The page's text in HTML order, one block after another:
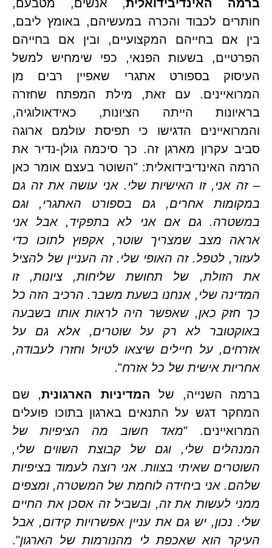
האינדיבידואלית
, אנשים, מטבעם,
חותרים לכבוד והכרה במעשיהם, באומץ ליבם,
בין אם בחייהם המקצועיים, ובין אם בחייהם
הפרטיים, בשעות הפנאי, כפי שימחיש למשל
העיסוק בספורט אתגרי שאפיין רבים מן
המרואיינים. עם זאת, מילת המפתח שחזרה
בראיונות הייתה הציונות, כאידאולוגיה,
והמרואיינים הדגישו כי תפיסת עולמם ארוגה
סביב עקרון מארגן זה. כך סיכמה גולן-נדיר את
הרמה האינדיבידואלית: "השוטר בעצם אומר כאן
זה אני, זו האישיות שלי. אני עושה את זה גם
במקומות אחרים, גם בספורט האתגרי, וגם
במשטרה. גם אם אני לא בתפקיד, אבל אני
אראה מצב שמצריך שוטר, אקפוץ לתוכו כדי
לעזור, לטפל. זה האופי שלי. זה העניין של להציל
את הזולת, של תחושת שליחות, ציונות, זו
המדינה שלי, אנחנו בשעת משבר. הרכיב הזה כל
כך חזק כאן, שאפשר היה לראות אותו בשבעה
באוקטובר לא רק על שוטרים, אלא גם על
אזרחים, על חיילים שיצאו לטיול וחזרו לעבודה,
אישית של כל אזרח".
השנייה, של המדיניות הארגונית
, שם
המחקר דגש על התנאים בארגון בתוכו פועלים
"
מאד חשוב מה הציפיות של
השוטרים שאיתי בצוות. אני רוצה לעמוד בציפיות
שלהם. אני ביחידה לוחמת של המשטרה, ומצפים
ממני לעשות את זה, ובשביל זה אסכן את החיים
שלי. נכון, יש גם את עניין אפשרויות קידום, אבל
הוא שאכפת לי מהנורמות של הארגון ".